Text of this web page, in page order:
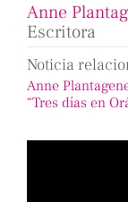
Anne
Escritora
Noticia
Anne
“Tres días en